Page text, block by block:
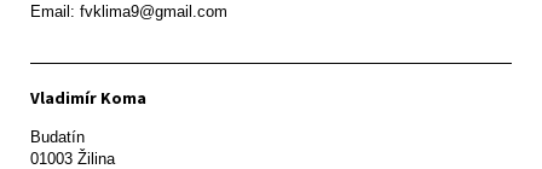
Email: fvklima9@gmail.com
Vladimír Koma
Budatín
01003 Žilina